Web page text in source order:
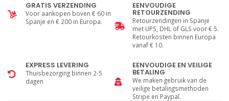
GRATIS VERZENDING
Voor aankopen boven € 60 in
Spanje en € 200 in Europa.
EENVOUDIGE
RETOURZENDING
Retourzendingen in Spanje
met UPS, DHL of GLS voor € 5.
Retourkosten binnen Europa
vanaf € 10.
EXPRESS LEVERING
Thuisbezorging binnen 2-5
dagen
EENVOUDIGE EN VEILIGE
BETALING
We maken gebruik van de
veilige betalingsmethoden
Stripe en Paypal.